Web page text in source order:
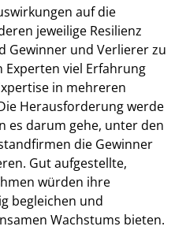
auf die
jeweilige Resilienz
Gewinner und Verlierer zu
viel Erfahrung
in mehreren
Herausforderung werde
es darum gehe, unter den
die Gewinner
Gut aufgestellte,
würden ihre
begleichen und
Wachstums bieten.